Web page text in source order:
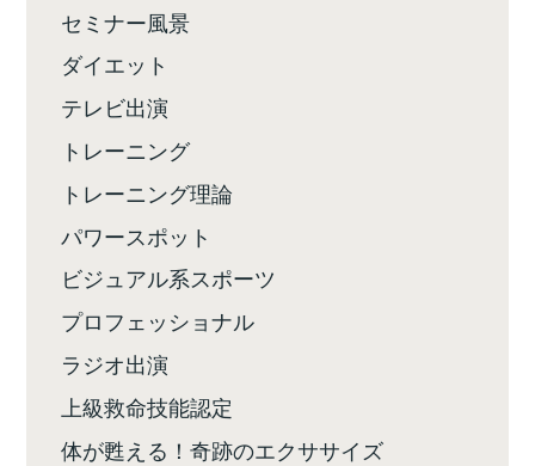
セミナー風景
ダイエット
テレビ出演
トレーニング
トレーニング理論
パワースポット
ビジュアル系スポーツ
プロフェッショナル
ラジオ出演
上級救命技能認定
体が甦える！奇跡のエクササイズ